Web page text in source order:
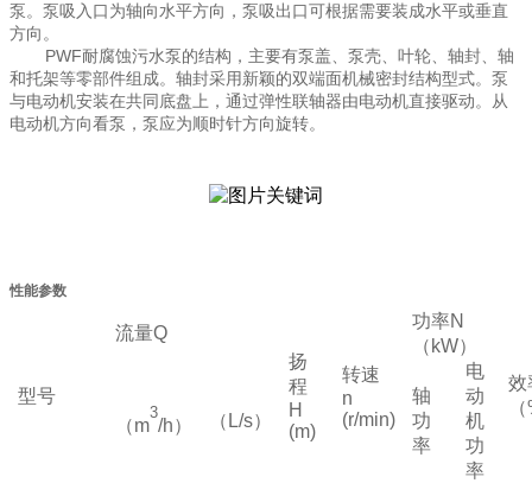
泵。泵吸入口为轴向水平方向，泵吸出口可根据需要装成水平或垂直
方向。
PWF耐腐蚀污水泵的结构，主要有泵盖、泵壳、叶轮、轴封、轴
和托架等零部件组成。轴封采用新颖的双端面机械密封结构型式。泵
与电动机安装在共同底盘上，通过弹性联轴器由电动机直接驱动。从
电动机方向看泵，泵应为顺时针方向旋转。
性能参数
型号
流量Q
扬
程
H
(m)
转速
n
(r/min)
功率N
（ kW）
效
（
（m
3
/h） （ L/s）
轴
功
率
电
动
机
功
率